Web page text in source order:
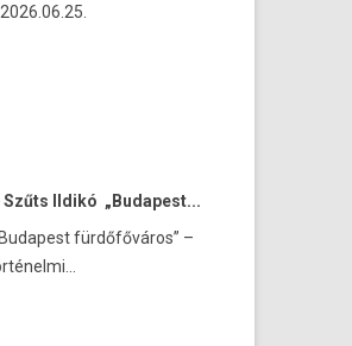
Ildikó „Budapest...
fürdőfőváros” –